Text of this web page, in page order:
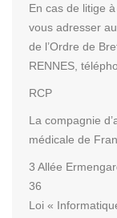
En cas de litige
vous adresser
de l’Ordre de
RENNES,
RCP
La compagnie
médicale de
3 Allée
36
Loi «